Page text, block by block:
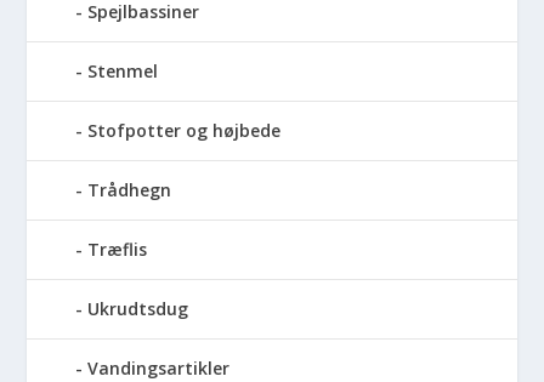
Spejlbassiner
Stenmel
Stofpotter og højbede
Trådhegn
Træflis
Ukrudtsdug
Vandingsartikler